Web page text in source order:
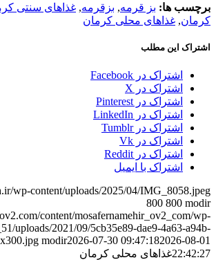
برچسب ها: بز قرمه, بزقرمه, غذاهای سنتی
کرمان, غذاهای محلی کرمان
اشتراک این مطلب
اشتراک در Facebook
اشتراک در X
اشتراک در Pinterest
اشتراک در LinkedIn
اشتراک در Tumblr
اشتراک در Vk
اشتراک در Reddit
اشتراک با ایمیل
wp-content/uploads/2025/04/IMG_8058.jpeg
800 800 modir
content/mosafernamehir_ov2_com/wp-
uploads/2021/09/5cb35e89-dae9-4a63-a94b-
modir2026-07-30 09:47:182026-08-01
22:42:27غذاهای محلی کرمان